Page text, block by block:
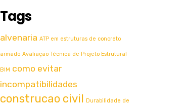
Tags
alvenaria ATP em estruturas de concreto
armado Avaliação Técnica de Projeto Estrutural
BIM como evitar
incompatibilidades
construcao civil Durabilidade de